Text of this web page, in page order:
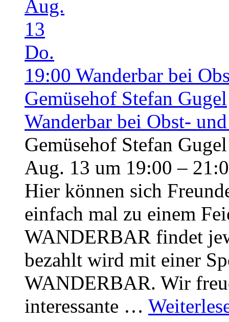
Aug.
13
Do.
19:00 Wanderbar bei
Gemüsehof Stefan Gugel
Wanderbar bei Obst-
Gemüsehof Stefan Gugel
Aug. 13 um 19:00 –
Hier können sich
einfach mal zu einem
WANDERBAR findet
bezahlt wird mit einer
WANDERBAR. Wir
interessante …